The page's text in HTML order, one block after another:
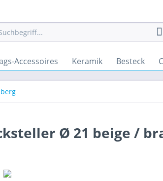
Accessoires Keramik Besteck
Ø 21 beige /